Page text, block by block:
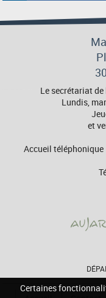
Certaines
Le secrétariat
Lundis,
et
Accueil